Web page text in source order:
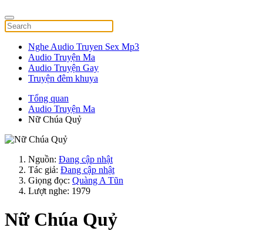
Nghe Audio Truyen Sex Mp3
Audio Truyện Ma
Audio Truyện Gay
Truyện đêm khuya
Tổng quan
Audio Truyện Ma
Nữ Chúa Quỷ
Nguồn: Đang cập nhật
Tác giả: Đang cập nhật
Giọng đọc: Quàng A Tũn
Lượt nghe: 1979
Nữ Chúa Quỷ